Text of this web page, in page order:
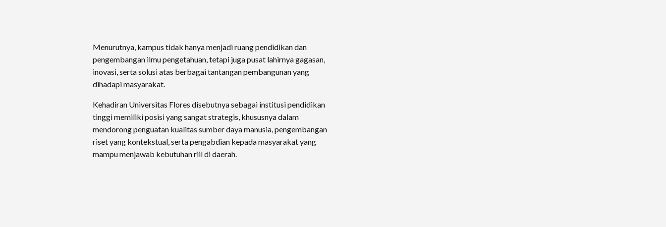
Menurutnya, kampus tidak hanya menjadi ruang pendidikan dan
pengembangan ilmu pengetahuan, tetapi juga pusat lahirnya gagasan,
inovasi, serta solusi atas berbagai tantangan pembangunan yang
dihadapi masyarakat.
Kehadiran Universitas Flores disebutnya sebagai institusi pendidikan
tinggi memiliki posisi yang sangat strategis, khususnya dalam
mendorong penguatan kualitas sumber daya manusia, pengembangan
riset yang kontekstual, serta pengabdian kepada masyarakat yang
mampu menjawab kebutuhan riil di daerah.